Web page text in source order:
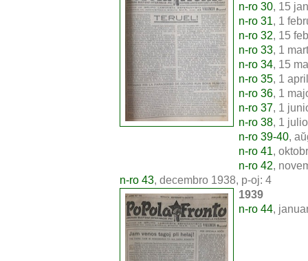
n-ro 30, 15
n-ro 31, 1
n-ro 32, 15
n-ro 33, 1
n-ro 34, 15
n-ro 35, 1
n-ro 36, 1
n-ro 37, 1
n-ro 38, 1
n-ro 39-40,
n-ro 41,
n-ro 42,
n-ro 43, decembro 1938, p-oj: 4
1939
n-ro 44,